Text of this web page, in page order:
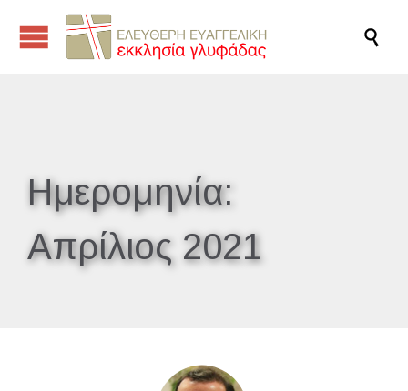

Ημερομηνία:
Απρίλιος 2021